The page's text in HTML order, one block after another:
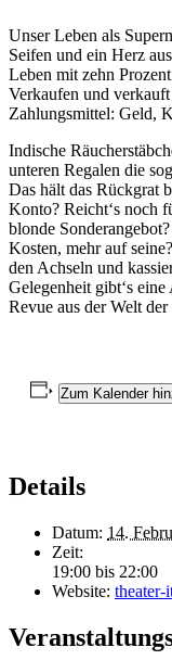
Unser Leben als
Seifen und ein Herz
Leben mit zehn
Verkaufen und
Zahlungsmittel: Geld,
Indische
unteren Regalen die
Das hält das Rückgrat
Konto? Reicht‘s noch
blonde
Kosten, mehr auf
den Achseln und
Gelegenheit gibt‘s
Revue aus der Welt
Zum Kalender
Details
Datum: 14.
Zeit:
19:00 bis 22:00
Website: theater-